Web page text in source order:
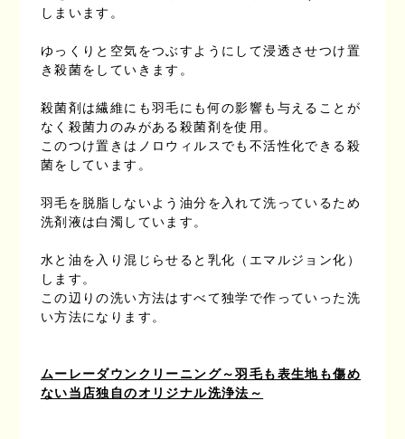
しまいます。
ゆっくりと空気をつぶすようにして浸透させつけ置
き殺菌をしていきます。
殺菌剤は繊維にも羽毛にも何の影響も与えることが
なく殺菌力のみがある殺菌剤を使用。
このつけ置きはノロウィルスでも不活性化できる殺
菌をしています。
羽毛を脱脂しないよう油分を入れて洗っているため
洗剤液は白濁しています。
水と油を入り混じらせると乳化（エマルジョン化）
します。
この辺りの洗い方法はすべて独学で作っていった洗
い方法になります。
ムーレーダウンクリーニング～羽毛も表生地も傷め
ない当店独自のオリジナル洗浄法～